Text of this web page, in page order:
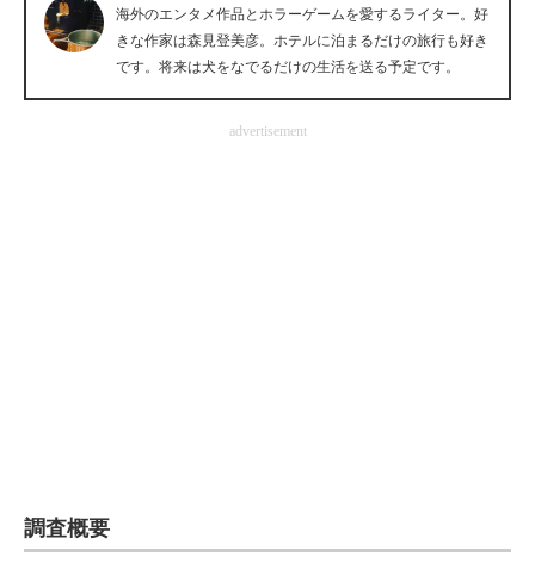
エネルギーの専門メディア
海外のエンタメ作品とホラーゲームを愛するライター。好
きな作家は森見登美彦。ホテルに泊まるだけの旅行も好き
です。将来は犬をなでるだけの生活を送る予定です。
advertisement
調査概要